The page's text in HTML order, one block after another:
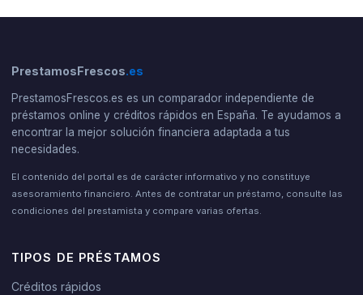
PrestamosFrescos.es
PrestamosFrescos.es es un comparador independiente de
préstamos online y créditos rápidos en España. Te ayudamos a
encontrar la mejor solución financiera adaptada a tus
necesidades.
El contenido del portal es de carácter informativo y no constituye
asesoramiento financiero. Antes de contratar un préstamo, consulte las
condiciones del prestamista y compare varias ofertas.
TIPOS DE PRÉSTAMOS
Créditos rápidos